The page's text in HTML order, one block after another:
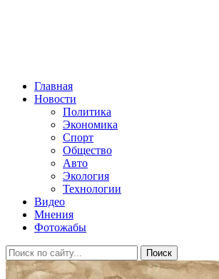
Главная
Новости
Политика
Экономика
Спорт
Общество
Авто
Экология
Технологии
Видео
Мнения
Фотожабы
Поиск